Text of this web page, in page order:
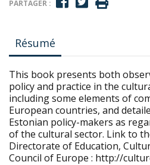
PARTAGER :
Résumé
This book presents both
policy and practice in the
including some elements of
European countries, and
Estonian policy-makers as
of the cultural sector. Link to
Directorate of Education,
Council of Europe : http://